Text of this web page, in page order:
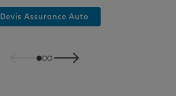
Devis Assurance Auto